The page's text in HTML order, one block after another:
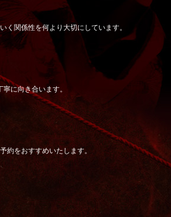
く関係性を何より大切にしています。
に向き合います。
約をおすすめいたします。